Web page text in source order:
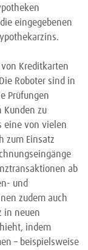
eingegebenen
Kreditkarten
Roboter sind in
Prüfungen
Kunden zu
eine von vielen
zum Einsatz
ab
und
zudem auch
in neuen
indem
– beispielsweise